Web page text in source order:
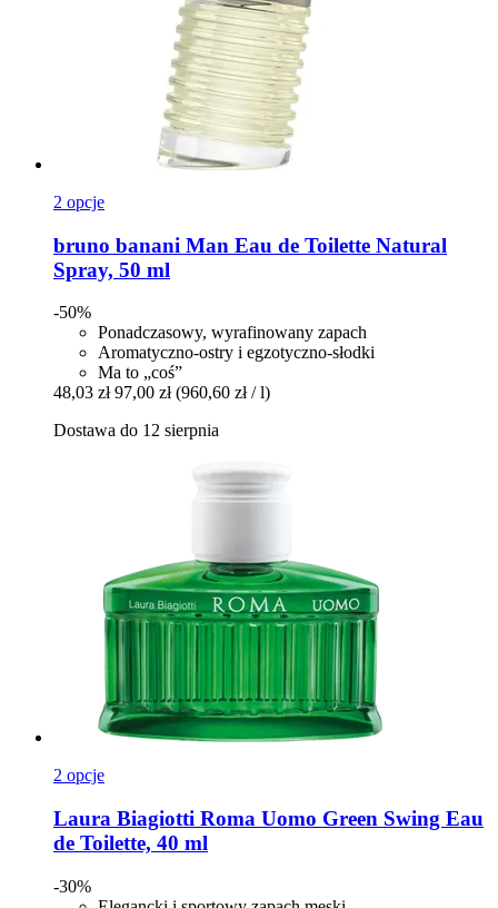
2 opcje
bruno banani Man Eau de Toilette Natural
Spray, 50 ml
-50%
Ponadczasowy, wyrafinowany zapach
Aromatyczno-ostry i egzotyczno-słodki
Ma to „coś”
48,03 zł 97,00 zł (960,60 zł / l)
Dostawa do 12 sierpnia
2 opcje
Laura Biagiotti Roma Uomo Green Swing Eau
de Toilette, 40 ml
-30%